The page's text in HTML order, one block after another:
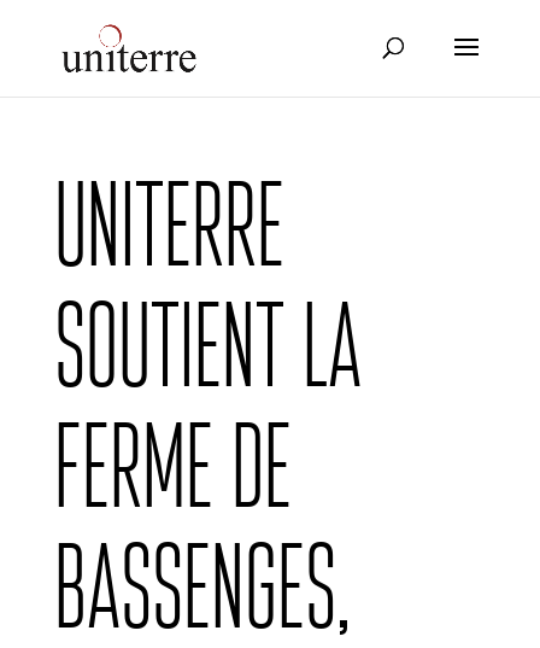
Uniterre
soutient la
ferme de
Bassenges,